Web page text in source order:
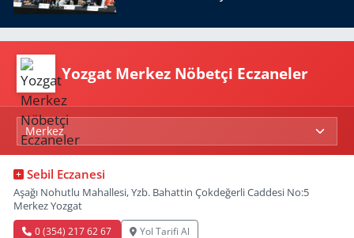
Yozgat Merkez Nöbetçi Eczaneler
Sebil Eczanesi
Aşağı Nohutlu Mahallesi, Yzb. Bahattin Çokdeğerli Caddesi No:5
Merkez Yozgat
0 (354) 217 62 67 Yol Tarifi Al